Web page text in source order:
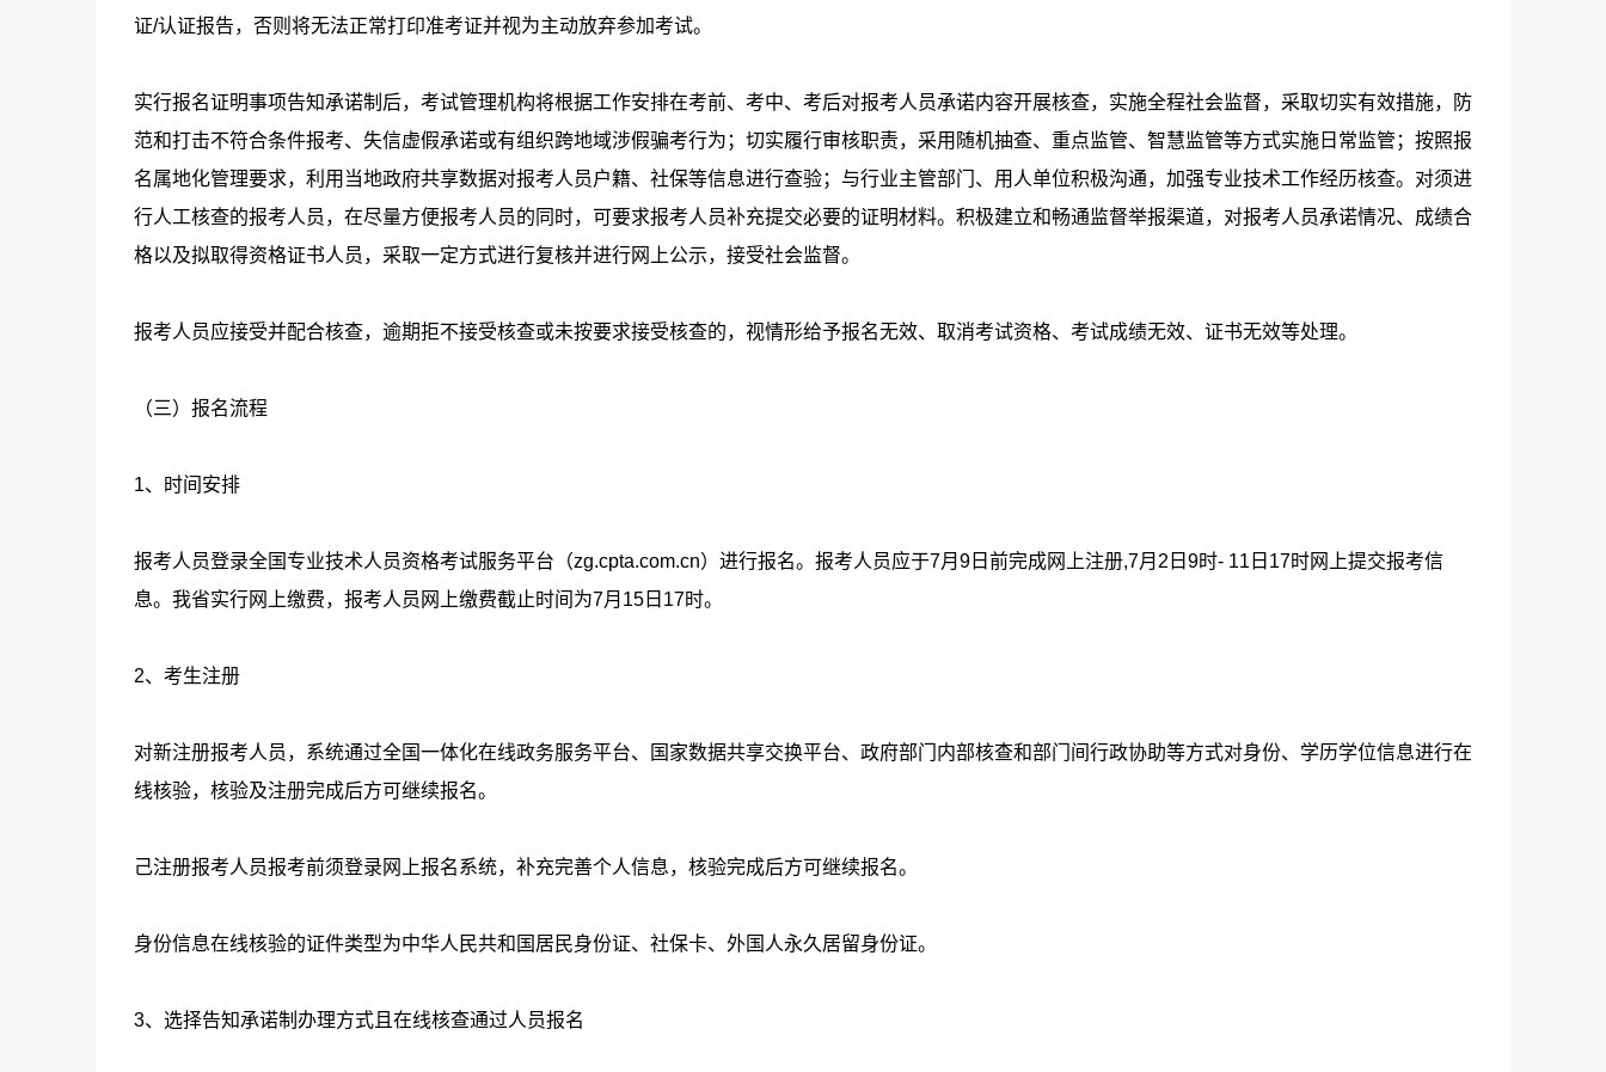
证/认证报告，否则将无法正常打印准考证并视为主动放弃参加考试。
实行报名证明事项告知承诺制后，考试管理机构将根据工作安排在考前、考中、考后对报考人员承诺内容开展核查，实施全程社会监督，采取切实有效措施，防
范和打击不符合条件报考、失信虚假承诺或有组织跨地域涉假骗考行为；切实履行审核职责，采用随机抽查、重点监管、智慧监管等方式实施日常监管；按照报
名属地化管理要求，利用当地政府共享数据对报考人员户籍、社保等信息进行查验；与行业主管部门、用人单位积极沟通，加强专业技术工作经历核查。对须进
行人工核查的报考人员，在尽量方便报考人员的同时，可要求报考人员补充提交必要的证明材料。积极建立和畅通监督举报渠道，对报考人员承诺情况、成绩合
格以及拟取得资格证书人员，采取一定方式进行复核并进行网上公示，接受社会监督。
报考人员应接受并配合核查，逾期拒不接受核查或未按要求接受核查的，视情形给予报名无效、取消考试资格、考试成绩无效、证书无效等处理。
（三）报名流程
1、时间安排
报考人员登录全国专业技术人员资格考试服务平台（zg.cpta.com.cn）进行报名。报考人员应于7月9日前完成网上注册,7月2日9时- 11日17时网上提交报考信
息。我省实行网上缴费，报考人员网上缴费截止时间为7月15日17时。
2、考生注册
对新注册报考人员，系统通过全国一体化在线政务服务平台、国家数据共享交换平台、政府部门内部核查和部门间行政协助等方式对身份、学历学位信息进行在
线核验，核验及注册完成后方可继续报名。
己注册报考人员报考前须登录网上报名系统，补充完善个人信息，核验完成后方可继续报名。
身份信息在线核验的证件类型为中华人民共和国居民身份证、社保卡、外国人永久居留身份证。
3、选择告知承诺制办理方式且在线核查通过人员报名